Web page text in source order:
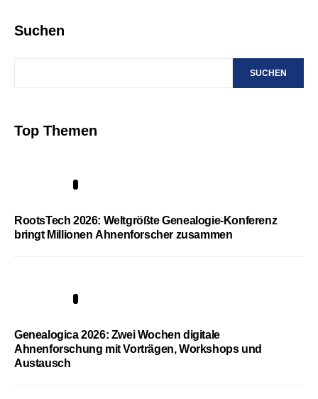
Suchen
SUCHEN
Top Themen
RootsTech 2026: Weltgrößte Genealogie-Konferenz
bringt Millionen Ahnenforscher zusammen
Genealogica 2026: Zwei Wochen digitale
Ahnenforschung mit Vorträgen, Workshops und
Austausch